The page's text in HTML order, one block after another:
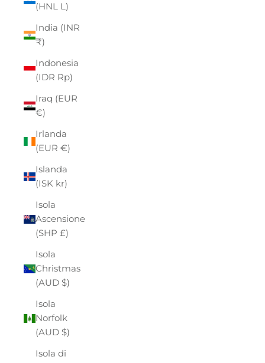
(HNL L)
India (INR
₹)
Indonesia
(IDR Rp)
Iraq (EUR
€)
Irlanda
(EUR €)
Islanda
(ISK kr)
Isola
Ascensione
(SHP £)
Isola
Christmas
(AUD $)
Isola
Norfolk
(AUD $)
Isola di